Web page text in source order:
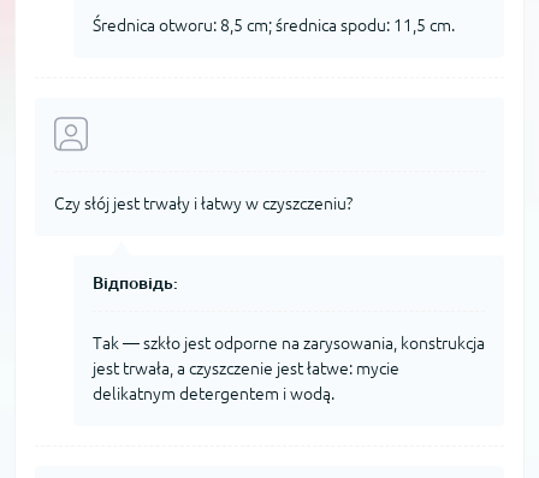
Średnica otworu: 8,5 cm; średnica spodu: 11,5 cm.
Czy słój jest trwały i łatwy w czyszczeniu?
Відповідь:
Tak — szkło jest odporne na zarysowania, konstrukcja
jest trwała, a czyszczenie jest łatwe: mycie
delikatnym detergentem i wodą.